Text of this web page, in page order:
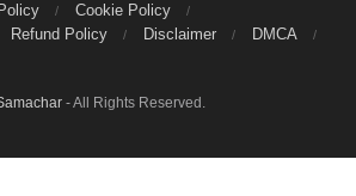
Cookie Policy
Refund Policy Disclaimer
DMCA
- All Rights Reserved.